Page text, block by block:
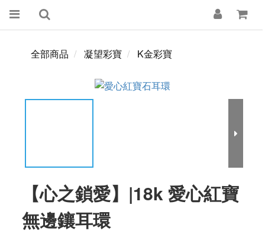
全部商品 凝望彩寶 K金彩寶
【心之鎖愛】|18k 愛心紅寶
無邊鑲耳環